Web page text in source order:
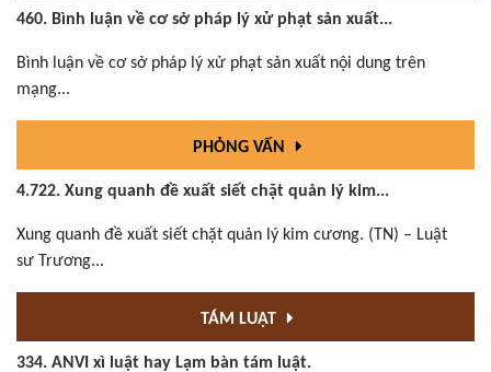
460. Bình luận về cơ sở pháp lý xử phạt sản xuất...
Bình luận về cơ sở pháp lý xử phạt sản xuất nội dung trên
mạng...
PHỎNG VẤN
4.722. Xung quanh đề xuất siết chặt quản lý kim...
Xung quanh đề xuất siết chặt quản lý kim cương. (TN) – Luật
sư Trương...
TÁM LUẬT
334. ANVI xì luật hay Lạm bàn tám luật.